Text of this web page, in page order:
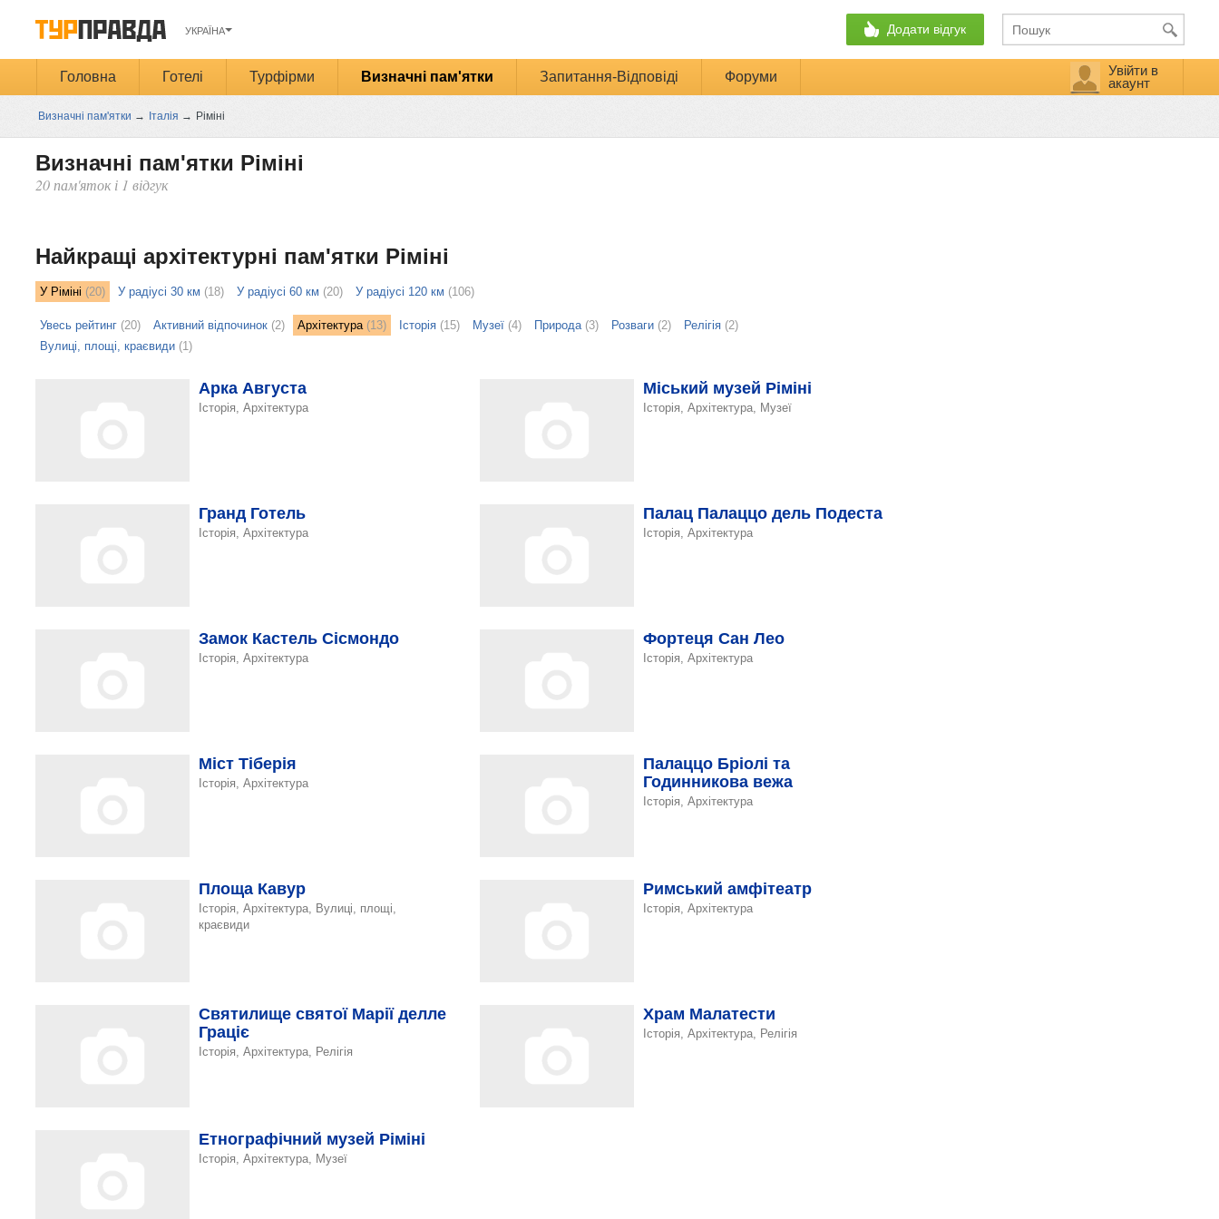
УКРАЇНА Додати відгук
Головна Готелі Турфірми Визначні пам'ятки Запитання-Відповіді Форуми
Увійти в
акаунт
Визначні пам'ятки → Італія → Ріміні
Визначні пам'ятки Ріміні
20 пам'яток і 1 відгук
Найкращі архітектурні пам'ятки Ріміні
У Ріміні (20) У радіусі 30 км (18) У радіусі 60 км (20) У радіусі 120 км (106)
Увесь рейтинг(20) Активний відпочинок(2) Архітектура(13) Історія(15) Музеї(4) Природа(3) Розваги(2) Релігія(2)
Вулиці, площі, краєвиди(1)
Арка Августа
Історія, Архітектура
Міський музей Ріміні
Історія, Архітектура, Музеї
Гранд Готель
Історія, Архітектура
Палац Палаццо дель Подеста
Історія, Архітектура
Замок Кастель Сісмондо
Історія, Архітектура
Фортеця Сан Лео
Історія, Архітектура
Міст Тіберія
Історія, Архітектура
Палаццо Бріолі та
Годинникова вежа
Історія, Архітектура
Площа Кавур
Історія, Архітектура, Вулиці, площі,
краєвиди
Римський амфітеатр
Історія, Архітектура
Святилище святої Марії делле
Граціє
Історія, Архітектура, Релігія
Храм Малатести
Історія, Архітектура, Релігія
Етнографічний музей Ріміні
Історія, Архітектура, Музеї